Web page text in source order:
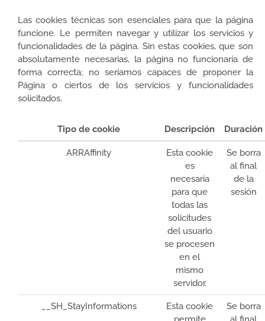
Las cookies técnicas son esenciales para que la página
funcione. Le permiten navegar y utilizar los servicios y
funcionalidades de la página. Sin estas cookies, que son
absolutamente necesarias, la página no funcionaría de
forma correcta; no seríamos capaces de proponer la
Página o ciertos de los servicios y funcionalidades
solicitados.
Tipo de cookie Descripción Duración
ARRAffinity
Esta cookie
es
necesaria
para que
todas las
solicitudes
del usuario
se procesen
en el
mismo
servidor.
Se borra
al final
de la
sesión
__SH_StayInformations
Esta cookie
Se borra